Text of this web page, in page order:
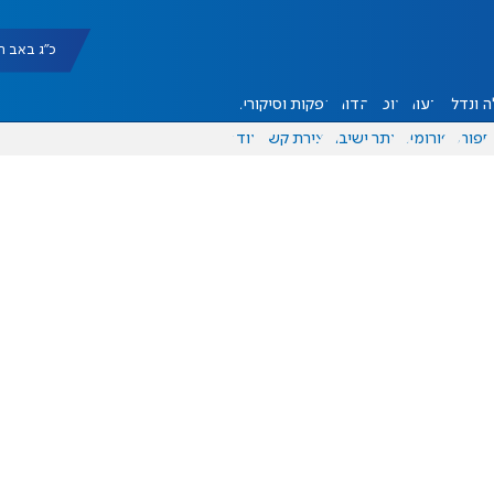
כ"ג באב תשפ"ו
ונדל"ן דעות אוכל יהדות הפקות וסיקורים
ספורט פורומים אתר ישיבה יצירת קשר עוד